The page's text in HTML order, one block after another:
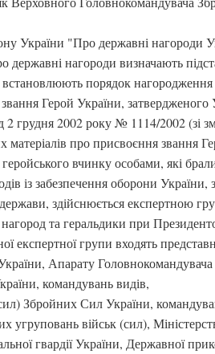
України "Про державні нагороди
державні нагороди визначають
порядок нагородження
Герой України, затвердженого
2 грудня 2002 року № 1114/2002 (зі
матеріалів про присвоєння звання
вчинку особами, які
із забезпечення оборони України,
держави, здійснюється експертною
та геральдики при
експертної групи входять
Апарату
командувань видів,
Збройних Сил України,
угруповань військ (сил),
гвардії України, Державної